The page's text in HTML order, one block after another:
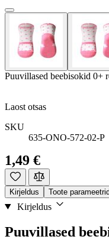
Puuvillased beebisokid 0+
Laost otsas
SKU
635-ONO-572-02-P
1,49 €
Kirjeldus Toote parameetrid
Kirjeldus
Puuvillased